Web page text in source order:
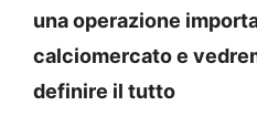
una operazione
calciomercato e
definire il tutto